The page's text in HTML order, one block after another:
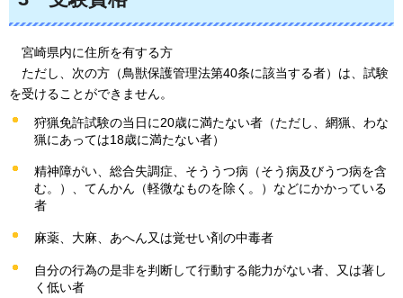
宮崎県内に住所を有する方
ただし、次の方（鳥獣保護管理法第40条に該当する者）は、試験
を受けることができません。
狩猟免許試験の当日に20歳に満たない者（ただし、網猟、わな
猟にあっては18歳に満たない者）
精神障がい、総合失調症、そううつ病（そう病及びうつ病を含
む。）、てんかん（軽微なものを除く。）などにかかっている
者
麻薬、大麻、あへん又は覚せい剤の中毒者
自分の行為の是非を判断して行動する能力がない者、又は著し
く低い者